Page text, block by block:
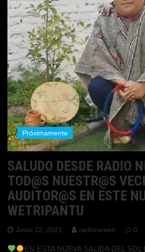
Próximamente
SALUDO DESDE RADIO
TOD@S NUESTR@S
AUDITOR@S EN ESTE
WETRIPANTU
Junio 22, 2021 radionewen 0
EN ESTA NUEVA SALIDA DEL